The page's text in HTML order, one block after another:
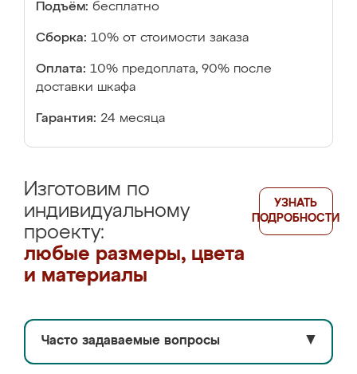
Подъём: бесплатно
Сборка: 10% от стоимости заказа
Оплата: 10% предоплата, 90% после
доставки шкафа
Гарантия: 24 месяца
Изготовим по
индивидуальному
проекту:
любые размеры, цвета
и материалы
УЗНАТЬ
ПОДРОБНОСТИ
Часто задаваемые вопросы ▼